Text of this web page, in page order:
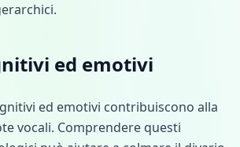
ed emotivi
ed emotivi contribuiscono alla
vocali. Comprendere questi